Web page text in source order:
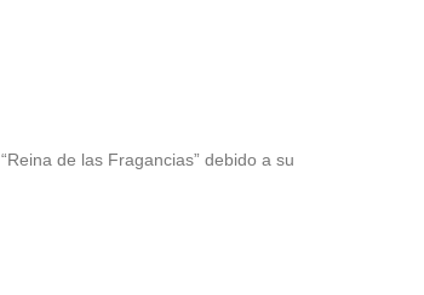
de las Fragancias” debido a su